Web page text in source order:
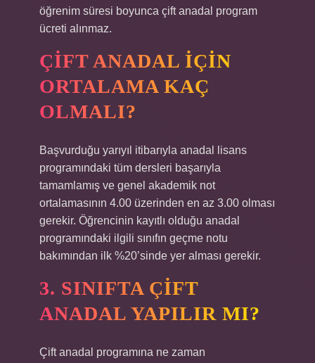
öğrenim süresi boyunca çift anadal program
ücreti alınmaz.
ÇIFT ANADAL IÇIN
ORTALAMA KAÇ
OLMALI?
Başvurduğu yarıyıl itibarıyla anadal lisans
programındaki tüm dersleri başarıyla
tamamlamış ve genel akademik not
ortalamasının 4.00 üzerinden en az 3.00 olması
gerekir. Öğrencinin kayıtlı olduğu anadal
programındaki ilgili sınıfın geçme notu
bakımından ilk %20’sinde yer alması gerekir.
3. SINIFTA ÇIFT
ANADAL YAPILIR MI?
Çift anadal programına ne zaman